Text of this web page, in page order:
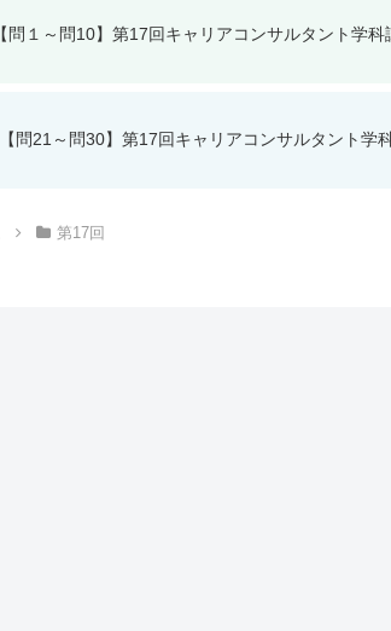
【問１～問10】第17回キャリアコンサルタント学科
【問21～問30】第17回キャリアコンサルタント学
第17回